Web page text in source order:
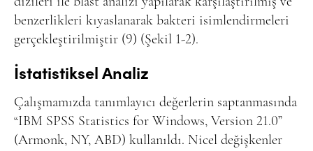
benzerlikleri kıyaslanarak bakteri isimlendirmeleri
gerçekleştirilmiştir (9) (Şekil 1-2).
İstatistiksel Analiz
Çalışmamızda tanımlayıcı değerlerin saptanmasında
“IBM SPSS Statistics for Windows, Version 21.0”
(Armonk, NY, ABD) kullanıldı. Nicel değişkenler